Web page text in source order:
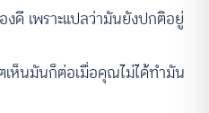
งดี เพราะแปลว่ามันยังปกติอยู่
เห็นมันก็ต่อเมื่อคุณไม่ได้ทำมัน